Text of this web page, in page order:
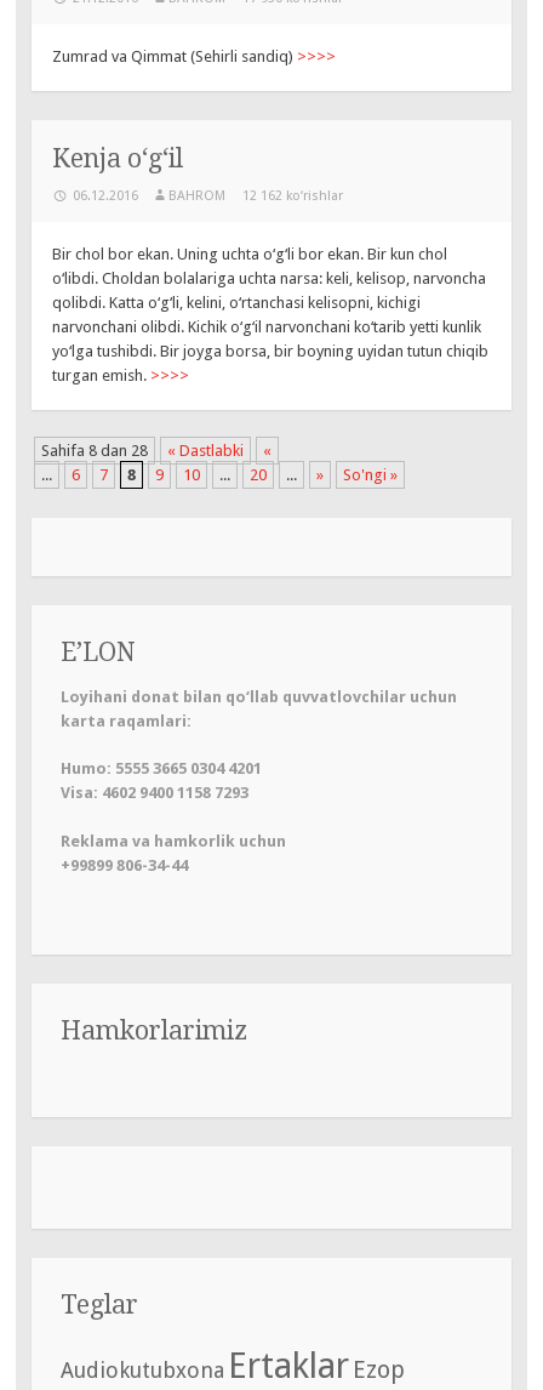
Zumrad va Qimmat (Sehirli sandiq) >>>>
Kenja o‘g‘il
06.12.2016 BAHROM 12 162 ko‘rishlar
Bir chol bor ekan. Uning uchta o‘g‘li bor ekan. Bir kun chol
o‘libdi. Choldan bolalariga uchta narsa: keli, kelisop, narvoncha
qolibdi. Katta o‘g‘li, kelini, o‘rtanchasi kelisopni, kichigi
narvonchani olibdi. Kichik o‘g‘il narvonchani ko‘tarib yetti kunlik
yo‘lga tushibdi. Bir joyga borsa, bir boyning uyidan tutun chiqib
turgan emish. >>>>
Sahifa 8 dan 28 « Dastlabki
«
...
6 7 8 9 10 ... 20 ... » So'ngi »
E’LON
Loyihani donat bilan qo‘llab quvvatlovchilar uchun
karta raqamlari:
Humo: 5555 3665 0304 4201
Visa: 4602 9400 1158 7293
Reklama va hamkorlik uchun
+99899 806-34-44
Hamkorlarimiz
Teglar
Audiokutubxona Ertaklar Ezop